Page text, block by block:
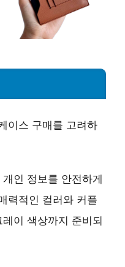
이스 구매를 고려하
인 정보를 안전하게
력적인 컬러와 커플
이 색상까지 준비되